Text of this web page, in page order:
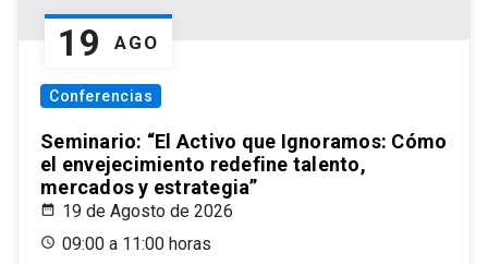
19 AGO
Conferencias
Seminario: “El Activo que Ignoramos: Cómo
el envejecimiento redefine talento,
mercados y estrategia”
19 de Agosto de 2026
09:00 a 11:00 horas